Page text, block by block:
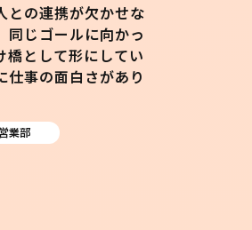
との連携が欠かせな
同じゴールに向かっ
橋として形にしてい
仕事の面白さがあり
業部